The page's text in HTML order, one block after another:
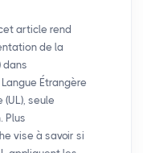
article rend
de la
dans
Étrangère
(UL), seule
Plus
vise à savoir si